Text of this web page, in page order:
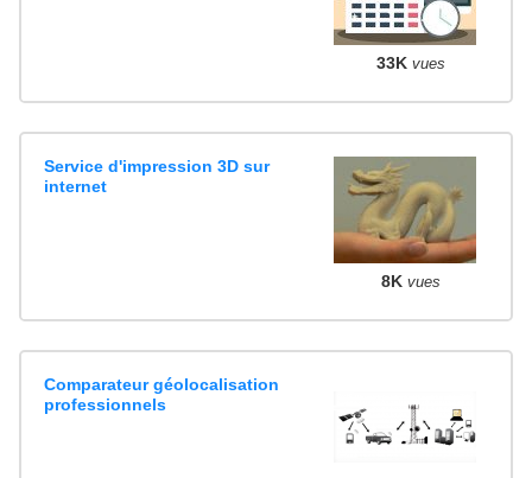
33K vues
Service d'impression 3D sur
internet
8K vues
Comparateur géolocalisation
professionnels